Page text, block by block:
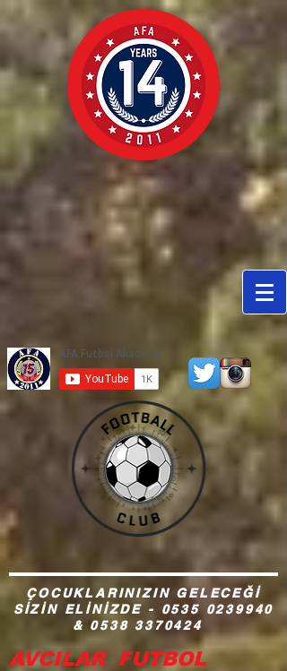
ÇOCUKLARINIZIN GELECEĞİ
SİZİN ELİNİZDE - 0535 0239940
& 0538 3370424
AVCILAR FUTBOL